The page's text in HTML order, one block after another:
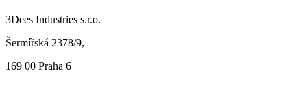
3Dees Industries s.r.o.
Šermířská 2378/9,
169 00 Praha 6